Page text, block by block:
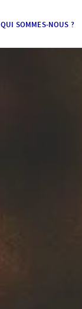
QUI SOMMES-NOUS ?